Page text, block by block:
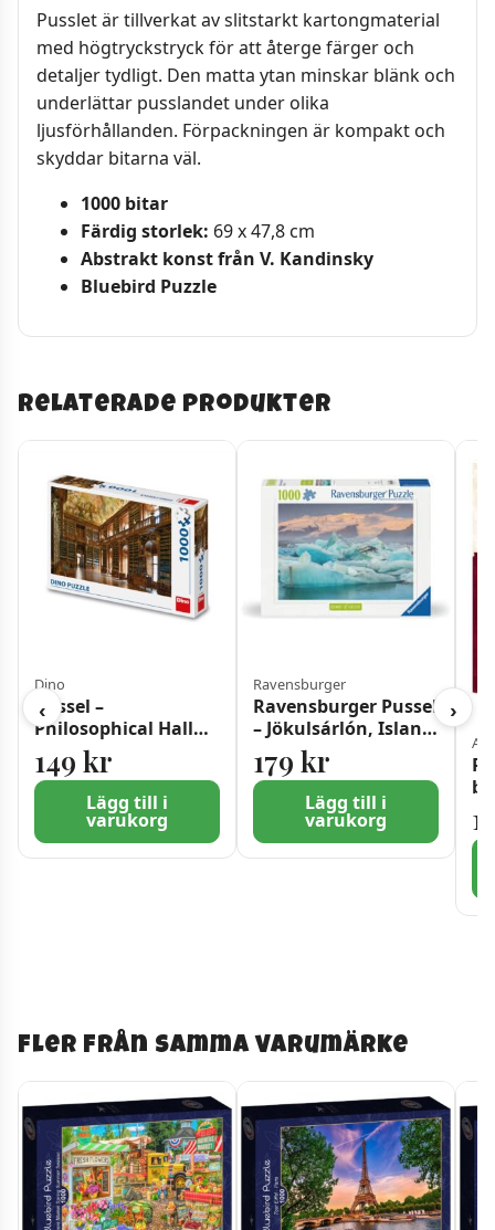
Pusslet är tillverkat av slitstarkt kartongmaterial
med högtryckstryck för att återge färger och
detaljer tydligt. Den matta ytan minskar blänk och
underlättar pusslandet under olika
ljusförhållanden. Förpackningen är kompakt och
skyddar bitarna väl.
1000 bitar
Färdig storlek: 69 x 47,8 cm
Abstrakt konst från V. Kandinsky
Bluebird Puzzle
Relaterade produkter
‹
Dino
Pussel –
Philosophical Hall
Stahov, 1000 bitar
149 kr
Lägg till i
varukorg
Ravensburger
Ravensburger Pussel
– Jökulsárlón, Island
1000 bitar
179 kr
Lägg till i
varukorg
Art
›
Fler från samma varumärke